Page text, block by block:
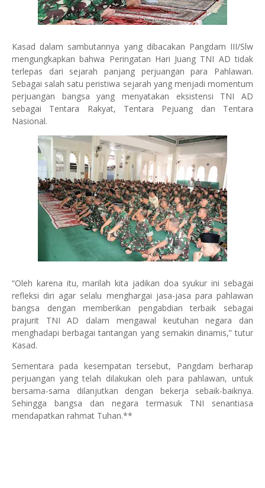
Kasad dalam sambutannya yang dibacakan Pangdam III/Slw
mengungkapkan bahwa Peringatan Hari Juang TNI AD tidak
terlepas dari sejarah panjang perjuangan para Pahlawan.
Sebagai salah satu peristiwa sejarah yang menjadi momentum
perjuangan bangsa yang menyatakan eksistensi TNI AD
sebagai Tentara Rakyat, Tentara Pejuang dan Tentara
Nasional.
“Oleh karena itu, marilah kita jadikan doa syukur ini sebagai
refleksi diri agar selalu menghargai jasa-jasa para pahlawan
bangsa dengan memberikan pengabdian terbaik sebagai
prajurit TNI AD dalam mengawal keutuhan negara dan
menghadapi berbagai tantangan yang semakin dinamis,” tutur
Kasad.
Sementara pada kesempatan tersebut, Pangdam berharap
perjuangan yang telah dilakukan oleh para pahlawan, untuk
bersama-sama dilanjutkan dengan bekerja sebaik-baiknya.
Sehingga bangsa dan negara termasuk TNI senantiasa
mendapatkan rahmat Tuhan.**